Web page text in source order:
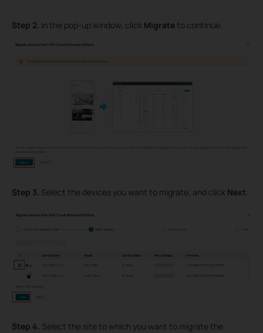
Step 2. In the pop-up window, click Migrate to continue.
Step 3. Select the devices you want to migrate, and click Next.
Step 4. Select the site to which you want to migrate the